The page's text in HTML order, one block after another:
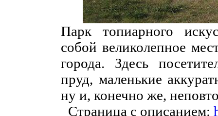
Парк топиарного
собой великолепное
города. Здесь
пруд, маленькие
ну и, конечно же,
Страница с описанием: